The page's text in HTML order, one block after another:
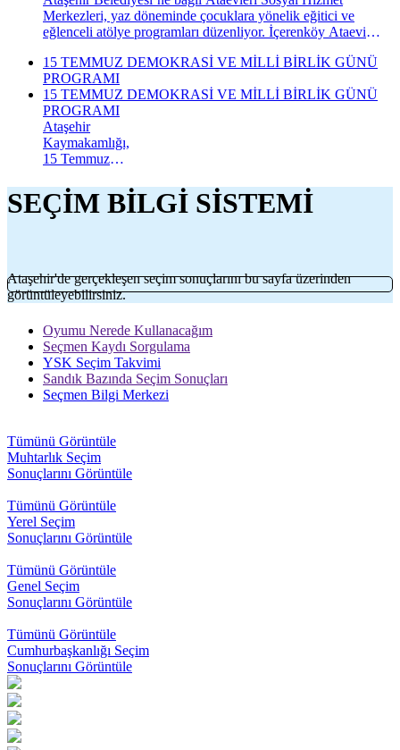
Merkezleri, yaz döneminde çocuklara yönelik eğitici ve
eğlenceli atölye programları düzenliyor. İçerenköy Ataevi
kapsamında çocuklar hem yeni beceriler kazanacak hem de
keyifli bir yaz dönemi geçirecek.
15 TEMMUZ DEMOKRASİ VE MİLLİ BİRLİK GÜNÜ
PROGRAMI
15 TEMMUZ DEMOKRASİ VE MİLLİ BİRLİK GÜNÜ
PROGRAMI
Ataşehir
Kaymakamlığı,
15 Temmuz
Millî Birlik
Günü
kapsamında
programının
takvimini
açıkladı. "İrade
Bizim"
temasıyla
gerçekleştirilecek
etkinlikler, 15-
17 Temmuz
noktalarda
düzenlenecek.
SEÇİM BİLGİ SİSTEMİ
Ataşehir'de gerçekleşen seçim sonuçlarını bu sayfa üzerinden
görüntüleyebilirsiniz.
Oyumu Nerede Kullanacağım
Seçmen Kaydı Sorgulama
YSK Seçim Takvimi
Sandık Bazında Seçim Sonuçları
Seçmen Bilgi Merkezi
Tümünü Görüntüle
Muhtarlık Seçim
Sonuçlarını Görüntüle
Tümünü Görüntüle
Yerel Seçim
Sonuçlarını Görüntüle
Tümünü Görüntüle
Genel Seçim
Sonuçlarını Görüntüle
Tümünü Görüntüle
Cumhurbaşkanlığı Seçim
Sonuçlarını Görüntüle